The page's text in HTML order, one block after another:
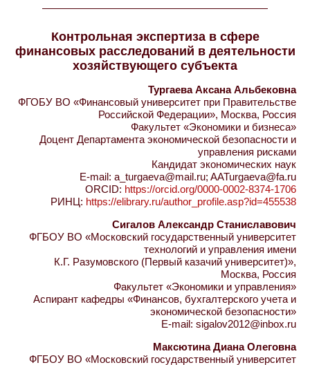
Контрольная экспертиза в сфере
финансовых расследований в деятельности
хозяйствующего субъекта
Тургаева Аксана Альбековна
ФГОБУ ВО «Финансовый университет при Правительстве
Российской Федерации», Москва, Россия
Факультет «Экономики и бизнеса»
Доцент Департамента экономической безопасности и
управления рисками
Кандидат экономических наук
E-mail: a_turgaeva@mail.ru; AATurgaeva@fa.ru
ORCID: https://orcid.org/0000-0002-8374-1706
РИНЦ: https://elibrary.ru/author_profile.asp?id=455538
Сигалов Александр Станиславович
ФГБОУ ВО «Московский государственный университет
технологий и управления имени
К.Г. Разумовского (Первый казачий университет)»,
Москва, Россия
Факультет «Экономики и управления»
Аспирант кафедры «Финансов, бухгалтерского учета и
экономической безопасности»
E-mail: sigalov2012@inbox.ru
Максютина Диана Олеговна
ФГБОУ ВО «Московский государственный университет